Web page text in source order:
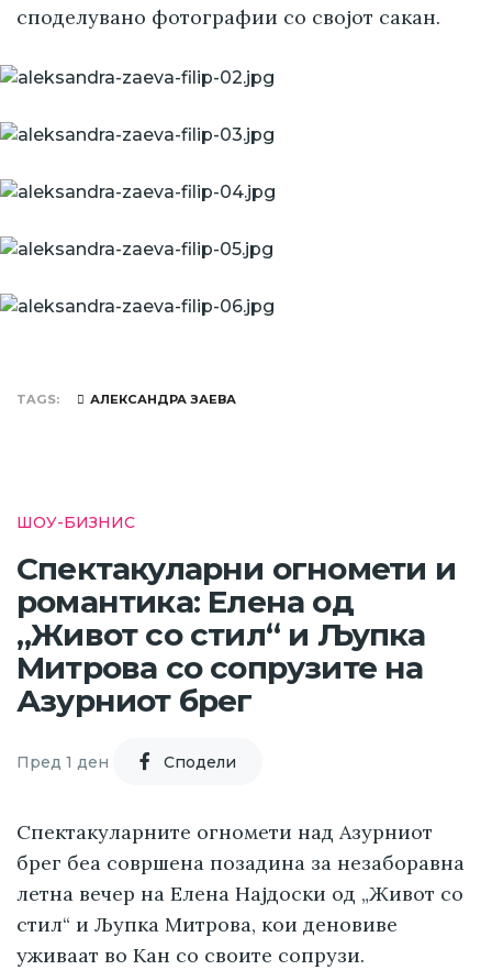
споделувано фотографии со својот сакан.
TAGS АЛЕКСАНДРА ЗАЕВА
ШОУ-БИЗНИС
Спектакуларни огномети и
романтика: Елена од
„Живот со стил“ и Љупка
Митрова со сопрузите на
Азурниот брег
Пред 1 ден Cподели
Спектакуларните огномети над Азурниот
брег беа совршена позадина за незаборавна
летна вечер на Елена Најдоски од „Живот со
стил“ и Љупка Митрова, кои деновиве
уживаат во Кан со своите сопрузи.